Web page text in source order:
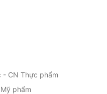
- CN Thực phẩm
phẩm